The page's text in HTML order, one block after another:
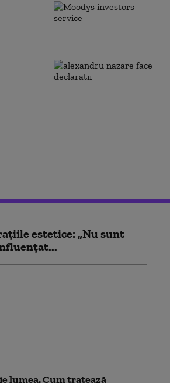
estetice: „Nu sunt
lumea. Cum tratează